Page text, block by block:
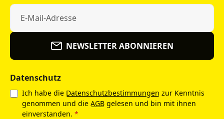
NEWSLETTER ABONNIEREN
Datenschutz
Ich habe die Datenschutzbestimmungen zur Kenntnis
genommen und die AGB gelesen und bin mit ihnen
einverstanden. *